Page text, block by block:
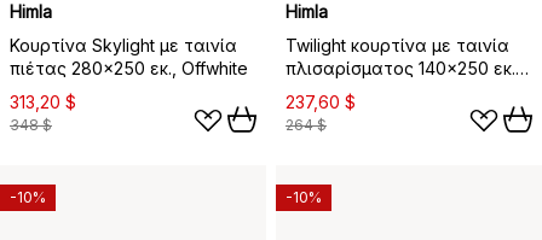
Himla
Κουρτίνα Skylight με ταινία
πιέτας 280x250 εκ., Offwhite
313,20 $
348 $
Himla
Twilight κουρτίνα με ταινία
πλισαρίσματος 140x250 εκ.,
Αρμός
237,60 $
264 $
-10% -10%